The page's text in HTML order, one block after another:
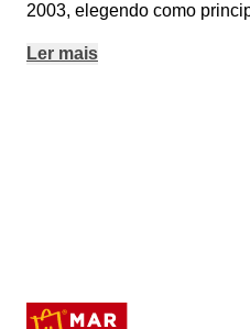
2003, elegendo como
Ler mais